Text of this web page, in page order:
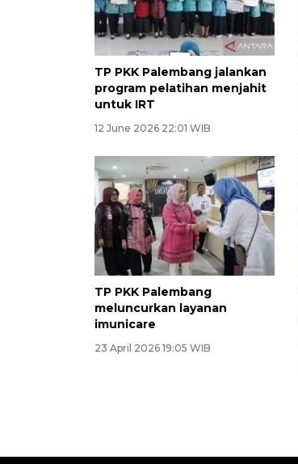
TP PKK Palembang jalankan
program pelatihan menjahit
untuk IRT
12 June 2026 22:01 WIB
TP PKK Palembang
meluncurkan layanan
imunicare
23 April 2026 19:05 WIB